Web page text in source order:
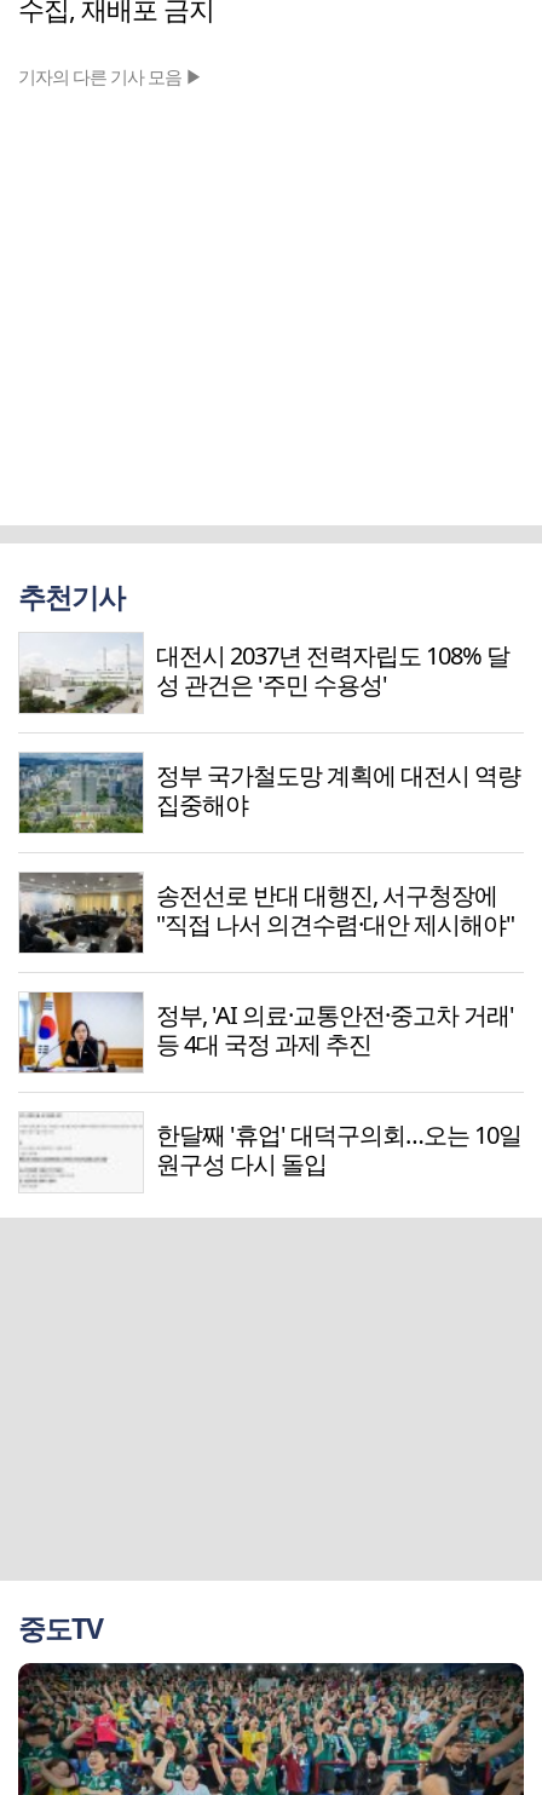
수집, 재배포 금지
기자의 다른 기사 모음 ▶
추천기사
대전시 2037년 전력자립도 108% 달
성 관건은 '주민 수용성'
정부 국가철도망 계획에 대전시 역량
집중해야
송전선로 반대 대행진, 서구청장에
"직접 나서 의견수렴·대안 제시해야"
정부, 'AI 의료·교통안전·중고차 거래'
등 4대 국정 과제 추진
한달째 '휴업' 대덕구의회…오는 10일
원구성 다시 돌입
중도TV